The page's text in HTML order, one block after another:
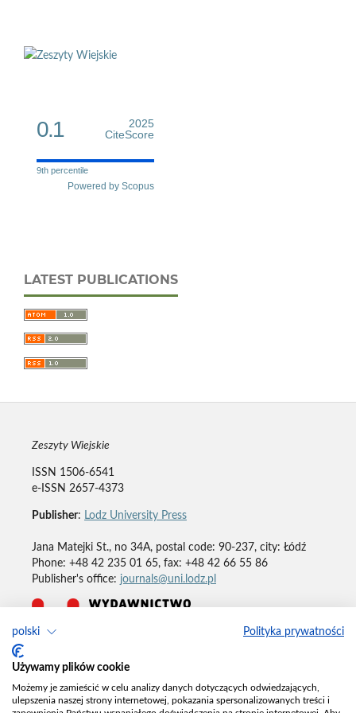
polski Polityka prywatności
Używamy plików cookie
Możemy je zamieścić w celu analizy danych dotyczących odwiedzających,
ulepszenia naszej strony internetowej, pokazania spersonalizowanych treści i
0.1
2025
CiteScore
9th percentile
Powered by Scopus
LATEST PUBLICATIONS
Zeszyty Wiejskie
ISSN 1506-6541
e-ISSN 2657-4373
Publisher: Lodz University Press
Jana Matejki St., no 34A, postal code: 90-237, city: Łódź
Phone: +48 42 235 01 65, fax: +48 42 66 55 86
Publisher's office: journals@uni.lodz.pl
Deklaracja dostępności